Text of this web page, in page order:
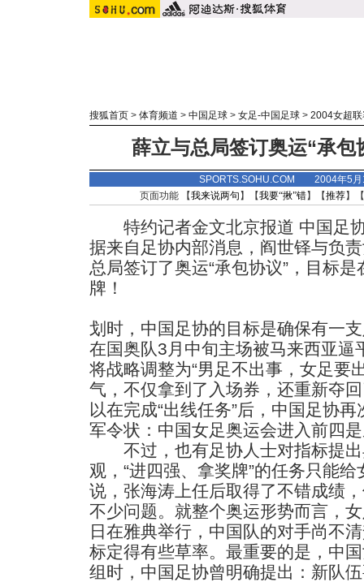
搜狐首页 > 体育频道 > 中国足球 > 女足-中国足球 > 2004女超联
薛立与总局签订奥运“承包
SPORTS.SOHU.COM 2004年5
页面功能 【我来说两句 】【我要“揪”错】【推荐】
特约记者金文北京报道 中国足
据来自足协内部消息，阎世铎与负
总局签订了奥运“承包协议”，目标
牌！
划时，中国足协的目标是确保有一
在国奥队3月中旬主场被马来西亚逼
将战略调整为“男足不出事，女足要
气，不仅拿到了入场券，还重新夺
以在完成“出线任务”后，中国足协
军令状：中国女足奥运会进入前四
不过，也有足协人士对指标提出
观，“进四强、拿奖牌”的任务只能
说，张海涛上任后取得了不错成绩
不少问题。就整个奥运形势而言，
日在雅典举行，中国队的对手尚不
标定得有些草率。最重要的是，中
组时，中国足协曾明确提出：新队